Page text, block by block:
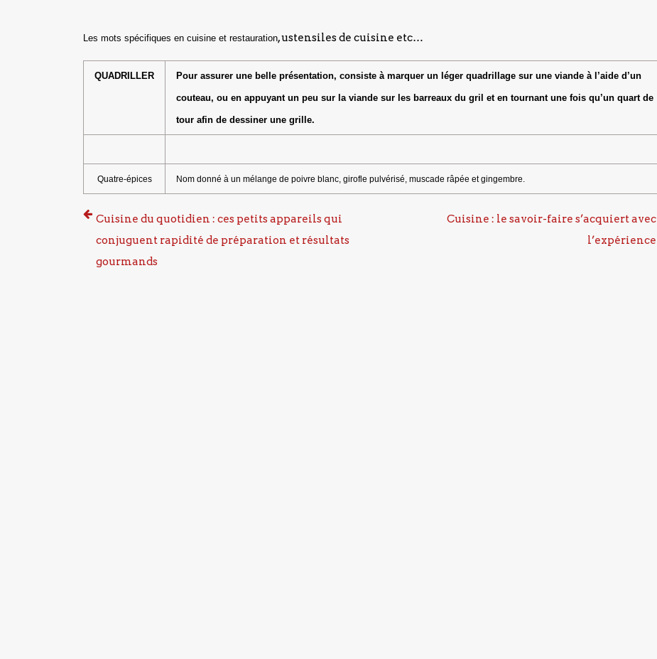
Les mots spécifiques en cuisine et restauration, ustensiles de cuisine etc…
QUADRILLER Pour assurer une belle présentation, consiste à marquer un léger quadrillage sur une viande à l’aide d’un
couteau, ou en appuyant un peu sur la viande sur les barreaux du gril et en tournant une fois qu’un quart de
tour afin de dessiner une grille.
Quatre-épices Nom donné à un mélange de poivre blanc, girofle pulvérisé, muscade râpée et gingembre.
Cuisine du quotidien : ces petits appareils qui
conjuguent rapidité de préparation et résultats
gourmands
Cuisine : le savoir-faire s’acquiert avec
l’expérience